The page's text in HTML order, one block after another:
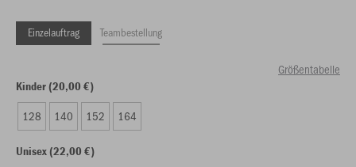
Einzelauftrag Teambestellung
Größentabelle
Kinder (20,00 €)
128 140 152 164
Unisex (22,00 €)